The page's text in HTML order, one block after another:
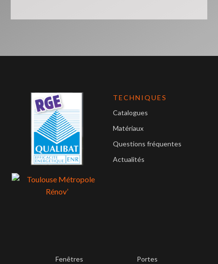
TECHNIQUES
Catalogues
Matériaux
Questions fréquentes
Actualités
Fenêtres
Portes